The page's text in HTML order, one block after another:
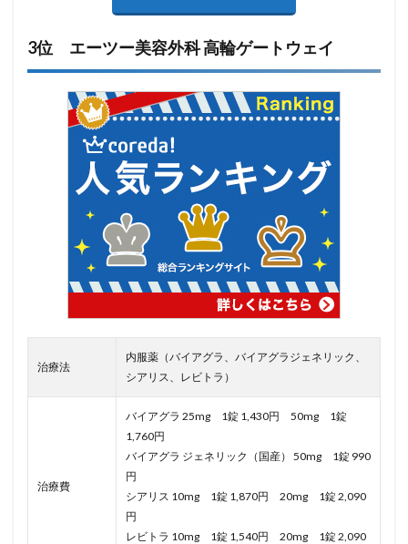
3位 エーツー美容外科 高輪ゲートウェイ
治療法
内服薬（バイアグラ、バイアグラジェネリック、
シアリス、レビトラ）
治療費
バイアグラ 25mg 1錠 1,430円 50mg 1錠
1,760円
バイアグラ ジェネリック（国産） 50mg 1錠 990
円
シアリス 10mg 1錠 1,870円 20mg 1錠 2,090
円
レビトラ 10mg 1錠 1,540円 20mg 1錠 2,090